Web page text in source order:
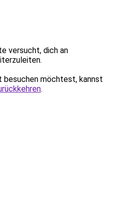
versucht, dich an
besuchen möchtest, kannst
.